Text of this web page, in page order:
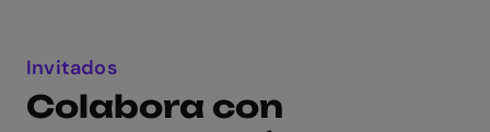
Invitados
Colabora con